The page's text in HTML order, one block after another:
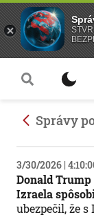
Správy
3/30/2026 |
Donald Trump
Izraela
ubezpečil, že
STVR